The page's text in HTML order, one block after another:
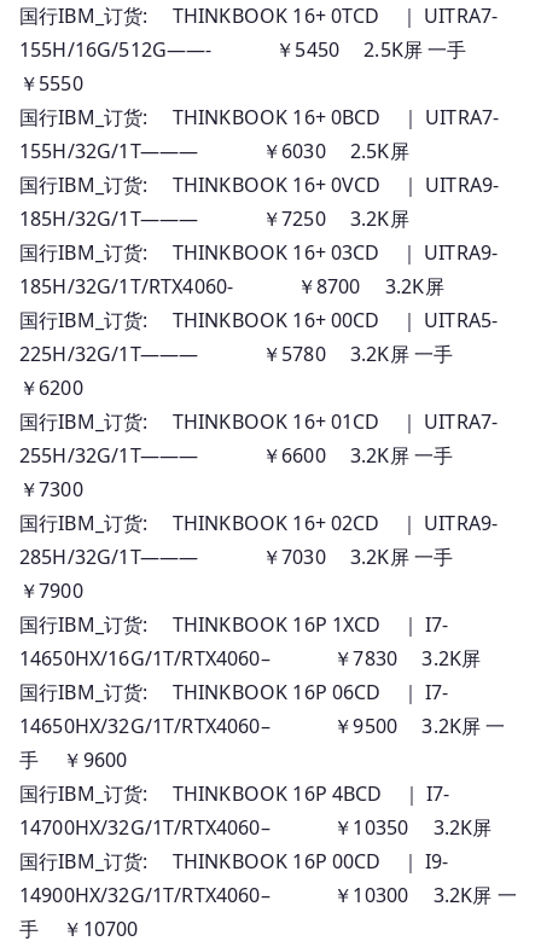
国行IBM_订货: THINKBOOK 16+ 0TCD ｜ UITRA7-
155H/16G/512G——- ￥5450 2.5K屏 一手
￥5550
国行IBM_订货: THINKBOOK 16+ 0BCD ｜ UITRA7-
155H/32G/1T——— ￥6030 2.5K屏
国行IBM_订货: THINKBOOK 16+ 0VCD ｜ UITRA9-
185H/32G/1T——— ￥7250 3.2K屏
国行IBM_订货: THINKBOOK 16+ 03CD ｜ UITRA9-
185H/32G/1T/RTX4060- ￥8700 3.2K屏
国行IBM_订货: THINKBOOK 16+ 00CD ｜ UITRA5-
225H/32G/1T——— ￥5780 3.2K屏 一手
￥6200
国行IBM_订货: THINKBOOK 16+ 01CD ｜ UITRA7-
255H/32G/1T——— ￥6600 3.2K屏 一手
￥7300
国行IBM_订货: THINKBOOK 16+ 02CD ｜ UITRA9-
285H/32G/1T——— ￥7030 3.2K屏 一手
￥7900
国行IBM_订货: THINKBOOK 16P 1XCD ｜ I7-
14650HX/16G/1T/RTX4060– ￥7830 3.2K屏
国行IBM_订货: THINKBOOK 16P 06CD ｜ I7-
14650HX/32G/1T/RTX4060– ￥9500 3.2K屏 一
手 ￥9600
国行IBM_订货: THINKBOOK 16P 4BCD ｜ I7-
14700HX/32G/1T/RTX4060– ￥10350 3.2K屏
国行IBM_订货: THINKBOOK 16P 00CD ｜ I9-
14900HX/32G/1T/RTX4060– ￥10300 3.2K屏 一
手 ￥10700